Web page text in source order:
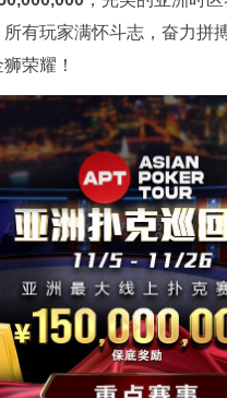
有玩家满怀斗志，奋力拼
荣耀！